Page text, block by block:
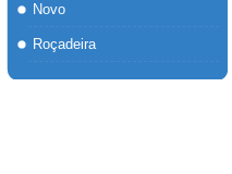
Novo
Roçadeira